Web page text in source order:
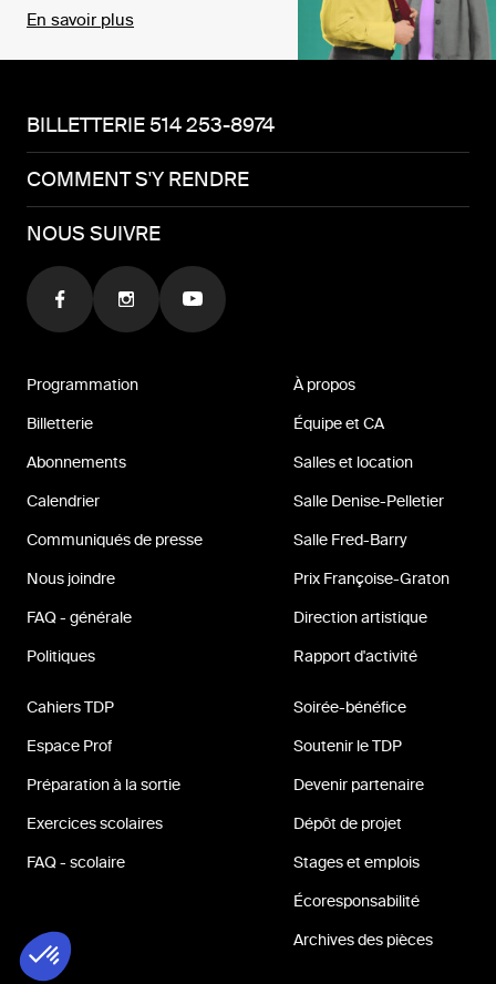
En savoir plus
BILLETTERIE 514 253-8974
COMMENT S'Y RENDRE
NOUS SUIVRE
Programmation
Billetterie
Abonnements
Calendrier
Communiqués de presse
Nous joindre
FAQ - générale
Politiques
À propos
Équipe et CA
Salles et location
Salle Denise-Pelletier
Salle Fred-Barry
Prix Françoise-Graton
Direction artistique
Rapport d'activité
Cahiers TDP
Espace Prof
Préparation à la sortie
Exercices scolaires
FAQ - scolaire
Soirée-bénéfice
Soutenir le TDP
Devenir partenaire
Dépôt de projet
Stages et emplois
Écoresponsabilité
Archives des pièces